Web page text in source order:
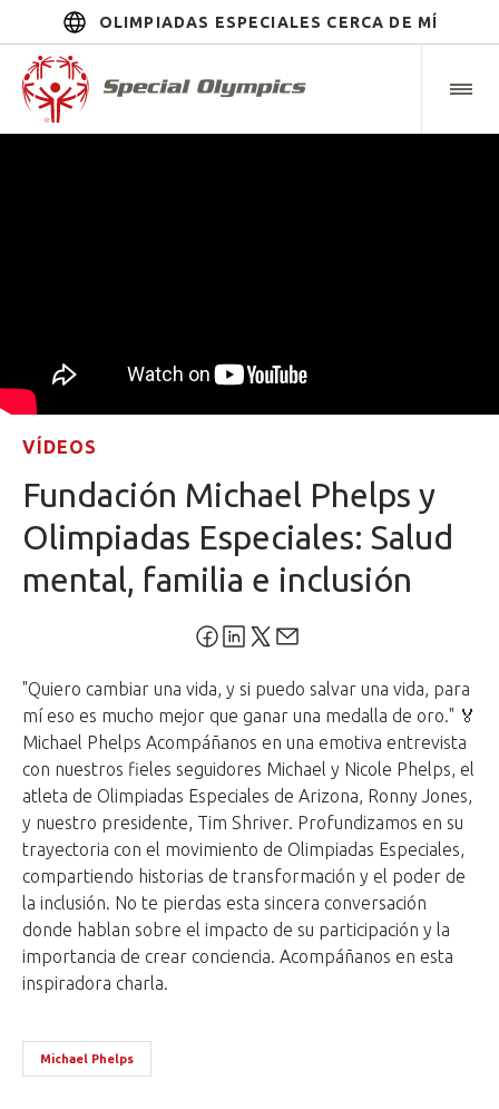
OLIMPIADAS ESPECIALES CERCA DE MÍ
VÍDEOS
Fundación Michael Phelps y
Olimpiadas Especiales: Salud
mental, familia e inclusión
"Quiero cambiar una vida, y si puedo salvar una vida, para
mí eso es mucho mejor que ganar una medalla de oro." 🏅
Michael Phelps Acompáñanos en una emotiva entrevista
con nuestros fieles seguidores Michael y Nicole Phelps, el
atleta de Olimpiadas Especiales de Arizona, Ronny Jones,
y nuestro presidente, Tim Shriver. Profundizamos en su
trayectoria con el movimiento de Olimpiadas Especiales,
compartiendo historias de transformación y el poder de
la inclusión. No te pierdas esta sincera conversación
donde hablan sobre el impacto de su participación y la
importancia de crear conciencia. Acompáñanos en esta
inspiradora charla.
Michael Phelps